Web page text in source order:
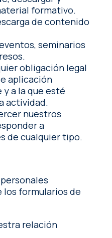
formativo.
de contenido
seminarios
obligación legal
aplicación
a la que esté
actividad.
nuestros
a
de cualquier tipo.
los formularios de
relación